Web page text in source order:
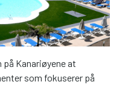
Kanariøyene at
som fokuserer på